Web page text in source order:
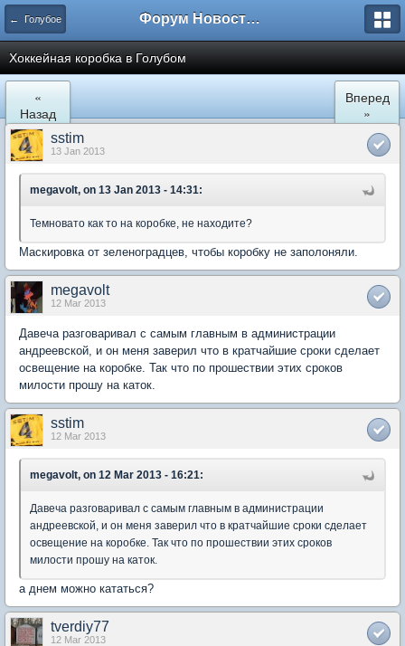
← Голубое Форум Новостройки
Хоккейная коробка в Голубом
«
Назад
Вперед
»
sstim
13 Jan 2013
megavolt, on 13 Jan 2013 - 14:31:
Темновато как то на коробке, не находите?
Маскировка от зеленоградцев, чтобы коробку не заполоняли.
megavolt
12 Mar 2013
Давеча разговаривал с самым главным в администрации
андреевской, и он меня заверил что в кратчайшие сроки сделает
освещение на коробке. Так что по прошествии этих сроков
милости прошу на каток.
sstim
12 Mar 2013
megavolt, on 12 Mar 2013 - 16:21:
Давеча разговаривал с самым главным в администрации
андреевской, и он меня заверил что в кратчайшие сроки сделает
освещение на коробке. Так что по прошествии этих сроков
милости прошу на каток.
а днем можно кататься?
tverdiy77
12 Mar 2013